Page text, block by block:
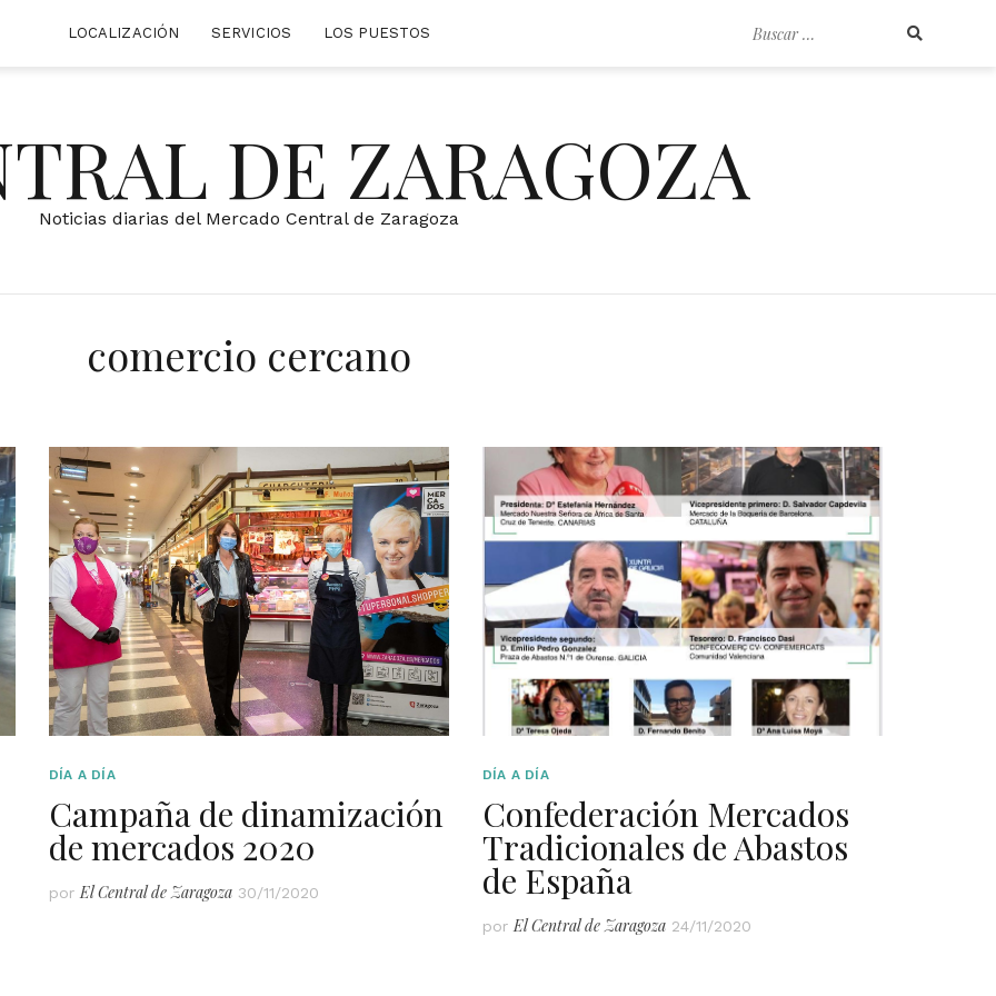
Buscar
LOCALIZACIÓN SERVICIOS LOS PUESTOS
DE ZARAGOZA
Noticias diarias del Mercado Central de Zaragoza
comercio cercano
DÍA A DÍA
Campaña de dinamización
de mercados 2020
por El Central de Zaragoza 30/11/2020
DÍA A DÍA
Confederación Mercados
Tradicionales de Abastos
de España
por El Central de Zaragoza 24/11/2020